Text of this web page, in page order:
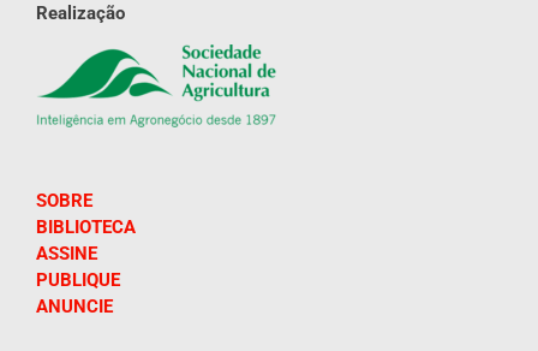
Realização
SOBRE
BIBLIOTECA
ASSINE
PUBLIQUE
ANUNCIE